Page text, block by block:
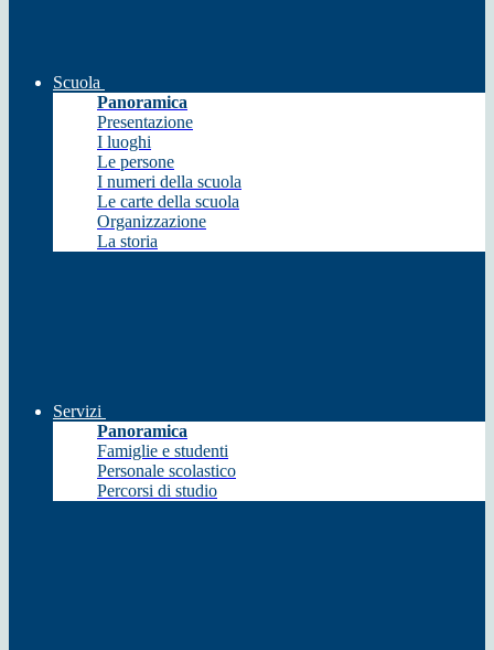
Scuola
Panoramica
Presentazione
I luoghi
Le persone
I numeri della scuola
Le carte della scuola
Organizzazione
La storia
Servizi
Panoramica
Famiglie e studenti
Personale scolastico
Percorsi di studio